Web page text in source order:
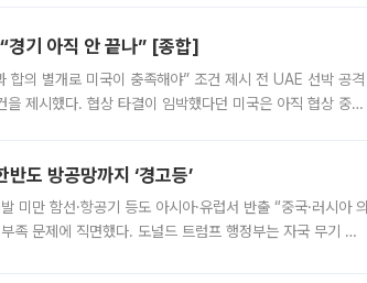
경기 아직 안 끝나” [종합]
합의 별개로 미국이 충족해야” 조건 제시 전 UAE 선박 공격
제시했다. 협상 타결이 임박했다던 미국은 아직 협상 중이
도 방공망까지 ‘경고등’
만 함선·항공기 등도 아시아·유럽서 반출 “중국·러시아 의
족 문제에 직면했다. 도널드 트럼프 행정부는 자국 무기 공